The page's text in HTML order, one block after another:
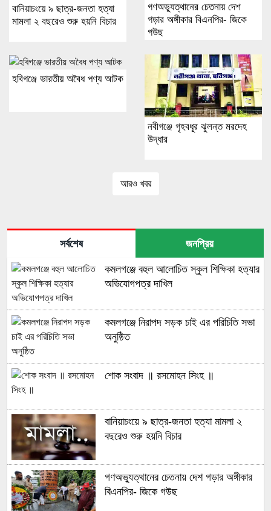
বানিয়াচংয়ে ৯ ছাত্র-জনতা হত্যা
মামলা ২ বছরেও শুরু হয়নি বিচার
গণঅভ্যুত্থানের চেতনায় দেশ
গড়ার অঙ্গীকার বিএনপির- জিকে
গউছ
হবিগঞ্জে ভারতীয় অবৈধ পণ্য আটক
নবীগঞ্জে গৃহবধূর ঝুলন্ত মরদেহ
উদ্ধার
আরও খবর
সর্বশেষ জনপ্রিয়
কমলগঞ্জে বহুল আলোচিত স্কুল শিক্ষিকা হত্যার
অভিযোগপত্র দাখিল
কমলগঞ্জে নিরাপদ সড়ক চাই এর পরিচিতি সভা
অনুষ্ঠিত
শোক সংবাদ ॥ রসমোহন সিংহ ॥
বানিয়াচংয়ে ৯ ছাত্র-জনতা হত্যা মামলা ২
বছরেও শুরু হয়নি বিচার
গণঅভ্যুত্থানের চেতনায় দেশ গড়ার অঙ্গীকার
বিএনপির- জিকে গউছ